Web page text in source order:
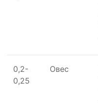
0,2-
0,25
Овес